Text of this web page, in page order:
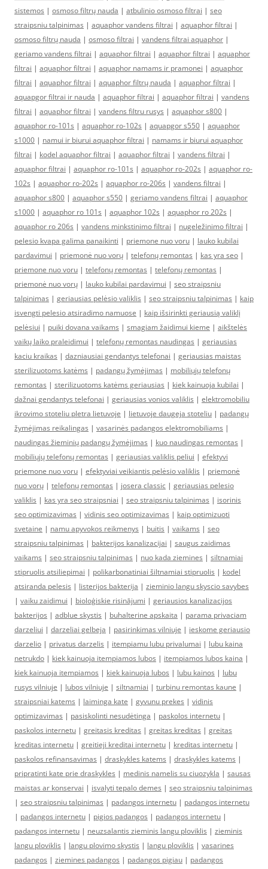
sistemos | osmoso filtrų nauda | atbulinio osmoso filtrai | seo
straipsniu talpinimas | aquaphor vandens filtrai | aquaphor filtrai |
osmoso filtrų nauda | osmoso filtrai | vandens filtrai aquaphor |
geriamo vandens filtrai | aquaphor filtrai | aquaphor filtrai | aquaphor
filtrai | aquaphor filtrai | aquaphor namams ir pramonei | aquaphor
filtrai | aquaphor filtrai | aquaphor filtrų nauda | aquaphor filtrai |
aquapgor filtrai ir nauda | aquaphor filtrai | aquaphor filtrai | vandens
filtrai | aquaphor filtrai | vandens filtru rusys | aquaphor s800 |
aquaphor ro-101s | aquaphor ro-102s | aquapgor s550 | aquaphor
s1000 | namui ir biurui aquaphor filtrai | namams ir biurui aquaphor
filtrai | kodel aquaphor filtrai | aquaphor filtrai | vandens filtrai |
aquaphor filtrai | aquaphor ro-101s | aquaphor ro-202s | aquaphor ro-
102s | aquaphor ro-202s | aquaphor ro-206s | vandens filtrai |
aquaphor s800 | aquaphor s550 | geriamo vandens filtrai | aquaphor
s1000 | aquaphor ro 101s | aquaphor 102s | aquaphor ro 202s |
aquaphor ro 206s | vandens minkstinimo filtrai | nugeležinimo filtrai |
pelesio kvapa galima panaikinti | priemone nuo voru | lauko kubilai
pardavimui | priemonė nuo vorų | telefonų remontas | kas yra seo |
priemone nuo voru | telefonų remontas | telefonų remontas |
priemonė nuo vorų | lauko kubilai pardavimui | seo straipsniu
talpinimas | geriausias pelėsio valiklis | seo straipsniu talpinimas | kaip
isvengti pelesio atsiradimo namuose | kaip išsirinkti geriausią valiklį
pelėsiui | puiki dovana vaikams | smagiam žaidimui kieme | aikštelės
vaikų laiko praleidimui | telefonų remontas naudingas | geriausias
kaciu kraikas | dazniausiai gendantys telefonai | geriausias maistas
sterilizuotoms katėms | padangų žymėjimas | mobiliųjų telefonų
remontas | sterilizuotoms katėms geriausias | kiek kainuoja kubilai |
dažnai gendantys telefonai | geriausias vonios valiklis | elektromobiliu
ikrovimo stoteliu pletra lietuvoje | lietuvoje daugeja stoteliu | padangų
žymėjimas reikalingas | vasarinės padangos elektromobiliams |
naudingas žieminių padangų žymėjimas | kuo naudingas remontas |
mobiliųjų telefonų remontas | geriausias valiklis peliui | efektyvi
priemone nuo voru | efektyviai veikiantis pelėsio valiklis | priemonė
nuo vorų | telefonų remontas | josera classic | geriausias pelesio
valiklis | kas yra seo straipsniai | seo straipsniu talpinimas | isorinis
seo optimizavimas | vidinis seo optimizavimas | kaip optimizuoti
svetaine | namu apyvokos reikmenys | buitis | vaikams | seo
straipsniu talpinimas | bakterijos kanalizacijai | saugus zaidimas
vaikams | seo straipsniu talpinimas | nuo kada ziemines | siltnamiai
stipruolis atsiliepimai | polikarbonatiniai šiltnamiai stipruolis | kodel
atsiranda pelesis | listerijos bakterija | zieminio langu skyscio savybes
| vaiku zaidimui | bioloģiskie risinājumi | geriausios kanalizacijos
bakterijos | adblue skystis | buhalterine apskaita | parama privaciam
darzeliui | darzeliai gelbeja | pasirinkimas vilniuje | ieskome geriausio
darzelio | privatus darzelis | itempiamu lubu privalumai | lubu kaina
netrukdo | kiek kainuoja itempiamos lubos | itempiamos lubos kaina |
kiek kainuoja itempiamos | kiek kainuoja lubos | lubu kainos | lubu
rusys vilniuje | lubos vilniuje | siltnamiai | turbinu remontas kaune |
straipsniai katems | laiminga kate | gyvunu prekes | vidinis
optimizavimas | pasiskolinti nesudėtinga | paskolos internetu |
paskolos internetu | greitasis kreditas | greitas kreditas | greitas
kreditas internetu | greitieji kreditai internetu | kreditas internetu |
paskolos refinansavimas | draskykles katems | draskykles katems |
pripratinti kate prie draskykles | medinis namelis su ciuozykla | sausas
maistas ar konservai | isvalyti tepalo demes | seo straipsniu talpinimas
| seo straipsniu talpinimas | padangos internetu | padangos internetu
| padangos internetu | pigios padangos | padangos internetu |
padangos internetu | neuzsalantis zieminis langu ploviklis | zieminis
langu ploviklis | langu plovimo skystis | langu ploviklis | vasarines
padangos | ziemines padangos | padangos pigiau | padangos